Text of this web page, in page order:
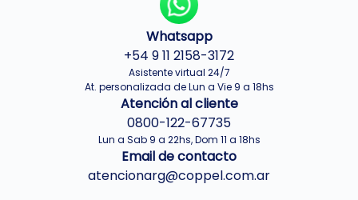
Whatsapp
+54 9 11 2158-3172
Asistente virtual 24/7
At. personalizada de Lun a Vie 9 a 18hs
Atención al cliente
0800-122-67735
Lun a Sab 9 a 22hs, Dom 11 a 18hs
Email de contacto
atencionarg@coppel.com.ar